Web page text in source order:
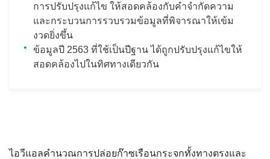
การปรับปรุงแก้ไข ให้สอดคล้องกับคำจำกัดความ
และกระบวนการรวบรวมข้อมูลที่พิจารณาให้เข้ม
งวดยิ่งขึ้น
ข้อมูลปี 2563 ที่ใช้เป็นปีฐาน ได้ถูกปรับปรุงแก้ไขให้
สอดคล้องไปในทิศทางเดียวกัน
ไอวีแอลคำนวณการปล่อยก๊าซเรือนกระจกทั้งทางตรงและ